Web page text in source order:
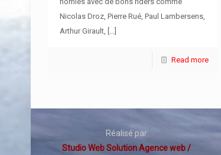
Nicolas Droz, Pierre Rué, Paul Lambersens,
Arthur Girault,
Read more
Réalisé par
Studio Web Solution Agence web /